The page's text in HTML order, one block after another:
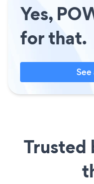
Yes,
for that.
Trusted